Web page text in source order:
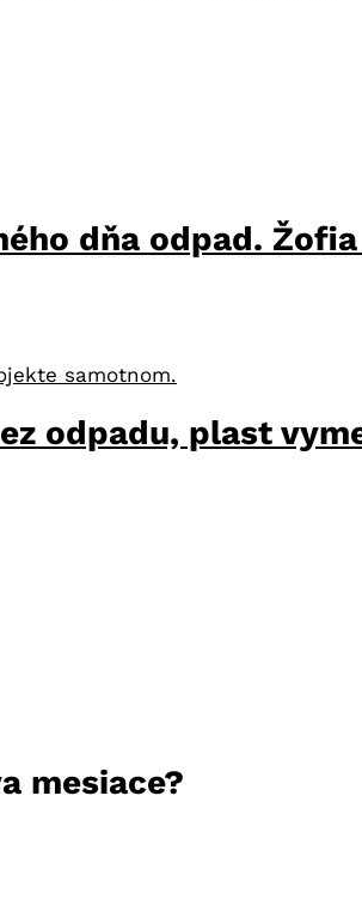
dňa odpad.
samotnom.
odpadu, plast
mesiace?